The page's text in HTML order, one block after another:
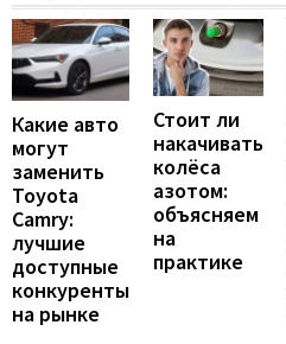
Какие авто
могут
заменить
Toyota
Camry:
лучшие
доступные
конкуренты
на рынке
Стоит ли
накачивать
колёса
азотом:
объясняем
на
практике